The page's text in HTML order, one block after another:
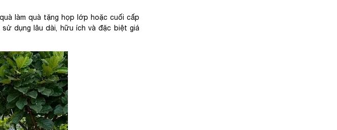
làm quà tặng họp lớp hoặc cuối cấp
dụng lâu dài, hữu ích và đặc biệt giá